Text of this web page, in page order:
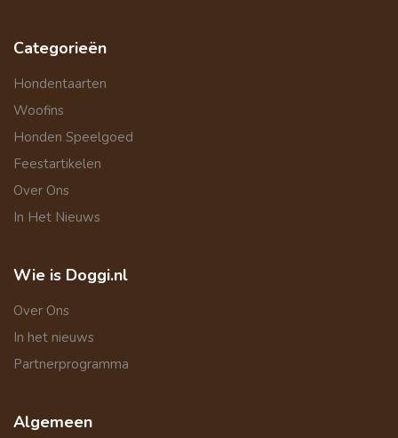
Categorieën
Hondentaarten
Woofins
Honden Speelgoed
Feestartikelen
Over Ons
In Het Nieuws
Wie is Doggi.nl
Over Ons
In het nieuws
Partnerprogramma
Algemeen